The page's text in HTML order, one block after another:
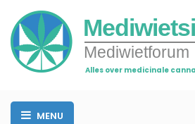
Mediwietforum
Alles over medicinale
MENU